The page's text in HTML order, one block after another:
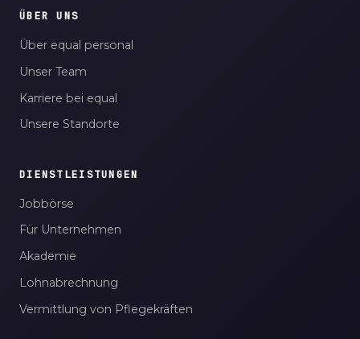
ÜBER UNS
Über equal personal
Unser Team
Karriere bei equal
Unsere Standorte
DIENSTLEISTUNGEN
Jobbörse
Für Unternehmen
Akademie
Lohnabrechnung
Vermittlung von Pflegekräften